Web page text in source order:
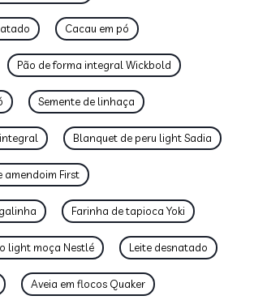
Cacau em pó
Pão de forma integral Wickbold
Semente de linhaça
Blanquet de peru light Sadia
amendoim First
Farinha de tapioca Yoki
light moça Nestlé Leite desnatado
Aveia em flocos Quaker